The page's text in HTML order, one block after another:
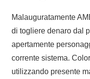
Malauguratamente
di togliere denaro dal
apertamente
corrente sistema.
utilizzando presente